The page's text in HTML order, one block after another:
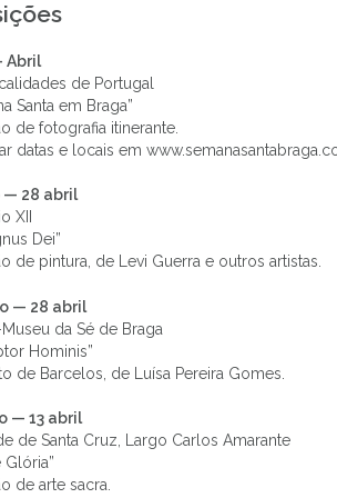
Abril
de Portugal
Santa em Braga”
de fotografia itinerante.
datas e locais em
— 28 abril
XII
Dei”
de pintura, de Levi Guerra e outros artistas.
— 28 abril
da Sé de Braga
Hominis”
de Barcelos, de Luísa Pereira Gomes.
— 13 abril
de Santa Cruz, Largo Carlos Amarante
Glória”
de arte sacra.